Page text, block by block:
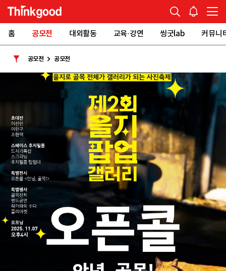
홈 공모전 대외활동 교육·강연 씽굿lab 커뮤니
공모전 공모전